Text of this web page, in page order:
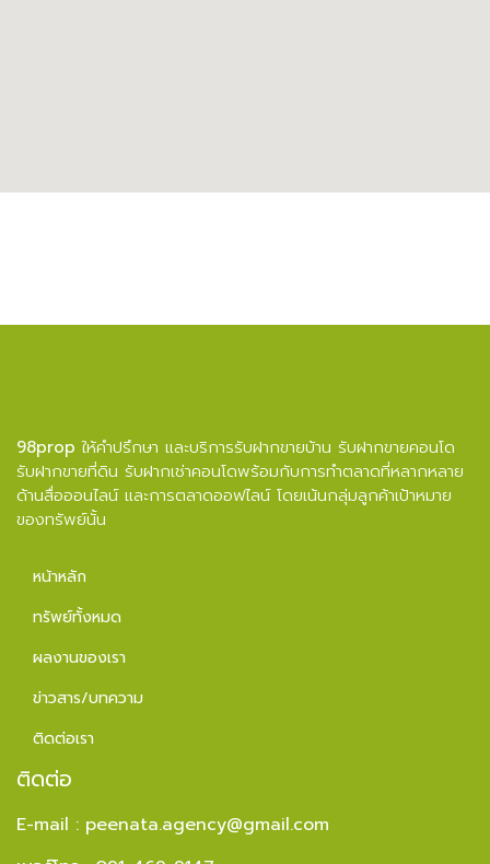
98prop ให้คำปรึกษา และบริการรับฝากขายบ้าน รับฝากขายคอนโด
รับฝากขายที่ดิน รับฝากเช่าคอนโดพร้อมกับการทำตลาดที่หลากหลาย
ด้านสื่อออนไลน์ และการตลาดออฟไลน์ โดยเน้นกลุ่มลูกค้าเป้าหมาย
ของทรัพย์นั้น
หน้าหลัก
ทรัพย์ทั้งหมด
ผลงานของเรา
ข่าวสาร/บทความ
ติดต่อเรา
ติดต่อ
E-mail : peenata.agency@gmail.com